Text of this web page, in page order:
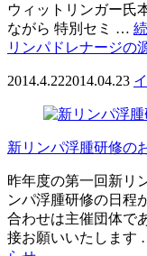
ウィットリンガー氏
ながら 特別セミ …
リンパドレナージの
2014.4.222014.04.23
新リンパ浮腫研修の
昨年度の第一回新リ
ンパ浮腫研修の日程
合わせは主催団体で
接お願いいたします